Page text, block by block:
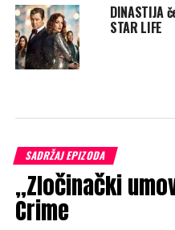
DINASTIJA
STAR LIFE
SADRŽAJ EPIZODA
„Zločinački
Crime